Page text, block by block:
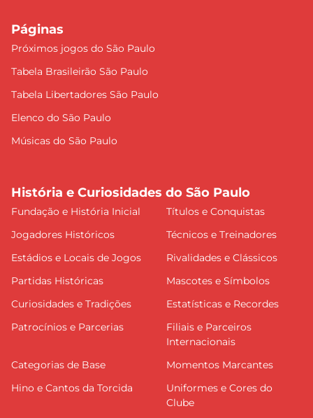
Páginas
Próximos jogos do São Paulo
Tabela Brasileirão São Paulo
Tabela Libertadores São Paulo
Elenco do São Paulo
Músicas do São Paulo
História e Curiosidades do São Paulo
Fundação e História Inicial
Títulos e Conquistas
Jogadores Históricos
Técnicos e Treinadores
Estádios e Locais de Jogos
Rivalidades e Clássicos
Partidas Históricas
Mascotes e Símbolos
Curiosidades e Tradições
Estatísticas e Recordes
Patrocínios e Parcerias
Filiais e Parceiros
Internacionais
Categorias de Base
Momentos Marcantes
Hino e Cantos da Torcida
Uniformes e Cores do
Clube